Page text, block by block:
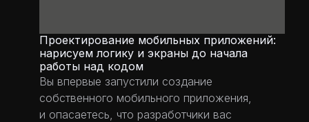
Проектирование мобильных приложений:
нарисуем логику и экраны до начала
работы над кодом
Вы впервые запустили создание
собственного мобильного приложения,
и опасаетесь, что разработчики вас